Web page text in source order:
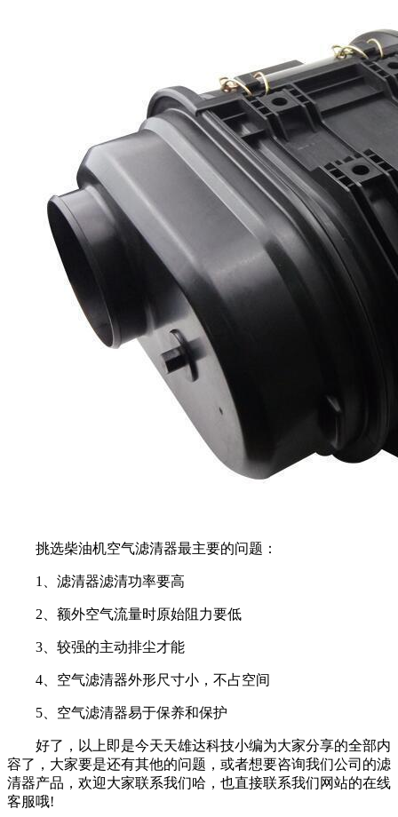
挑选柴油机空气滤清器最主要的问题：
1、滤清器滤清功率要高
2、额外空气流量时原始阻力要低
3、较强的主动排尘才能
4、空气滤清器外形尺寸小，不占空间
5、空气滤清器易于保养和保护
好了，以上即是今天天雄达科技小编为大家分享的全部内
容了，大家要是还有其他的问题，或者想要咨询我们公司的滤
清器产品，欢迎大家联系我们哈，也直接联系我们网站的在线
客服哦!